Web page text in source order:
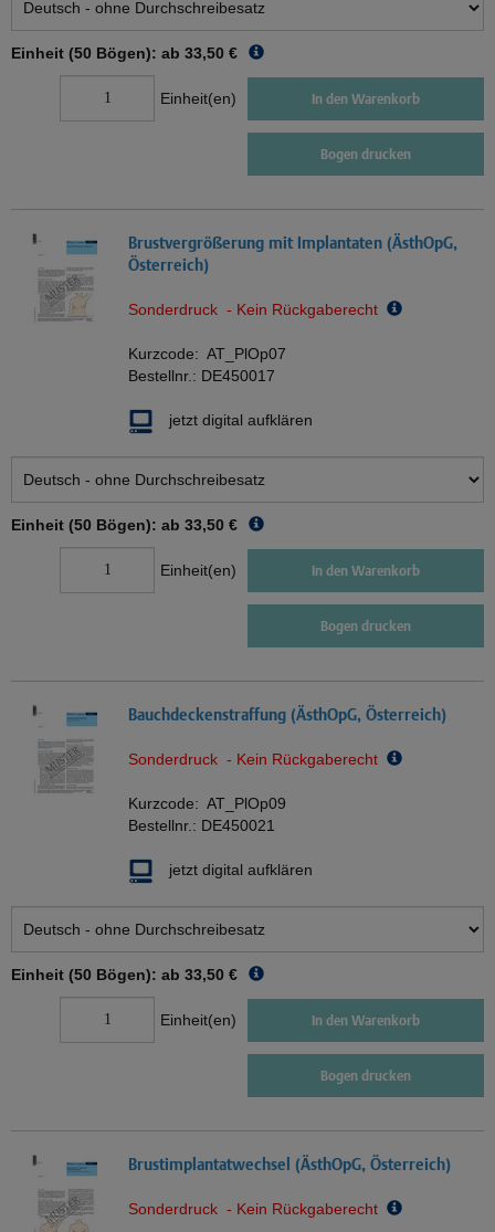
Einheit (50 Bögen): ab 33,50 €
Einheit(en) In den Warenkorb
Bogen drucken
Brustvergrößerung mit Implantaten (ÄsthOpG,
Österreich)
Sonderdruck - Kein Rückgaberecht
Kurzcode: AT_PlOp07
Bestellnr.: DE450017
jetzt digital aufklären
Einheit (50 Bögen): ab 33,50 €
Einheit(en) In den Warenkorb
Bogen drucken
Bauchdeckenstraffung (ÄsthOpG, Österreich)
Sonderdruck - Kein Rückgaberecht
Kurzcode: AT_PlOp09
Bestellnr.: DE450021
jetzt digital aufklären
Einheit (50 Bögen): ab 33,50 €
Einheit(en) In den Warenkorb
Bogen drucken
Brustimplantatwechsel (ÄsthOpG, Österreich)
Sonderdruck - Kein Rückgaberecht